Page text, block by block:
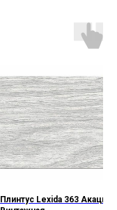
Плинтус Lexida 363 Акация